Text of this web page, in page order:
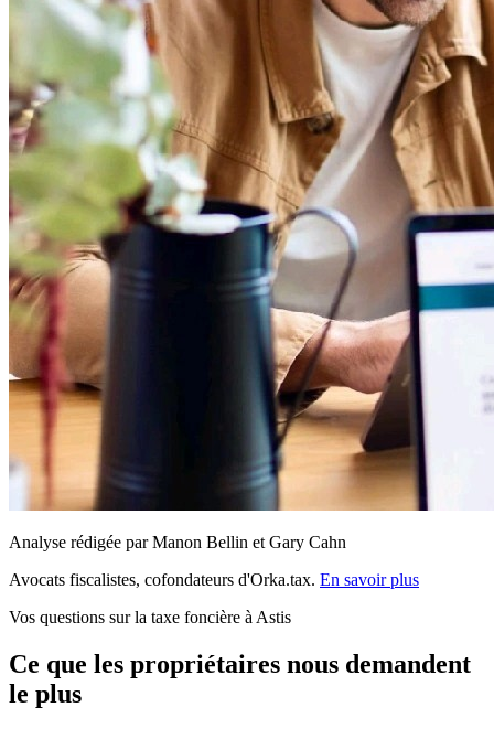
Analyse rédigée par Manon Bellin et Gary Cahn
Avocats fiscalistes, cofondateurs d'Orka.tax. En savoir plus
Vos questions sur la taxe foncière à Astis
Ce que les propriétaires nous demandent
le plus